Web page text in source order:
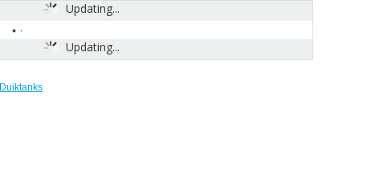
Updating...
Updating...
Duiktanks